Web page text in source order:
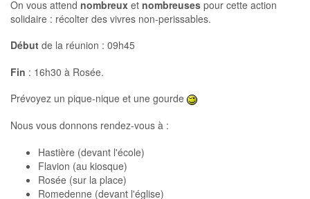
On vous attend nombreux et nombreuses pour cette action
solidaire : récolter des vivres non-perissables.
Début de la réunion : 09h45
Fin : 16h30 à Rosée.
Prévoyez un pique-nique et une gourde
Nous vous donnons rendez-vous à :
Hastière (devant l'école)
Flavion (au kiosque)
Rosée (sur la place)
Romedenne (devant l'église)